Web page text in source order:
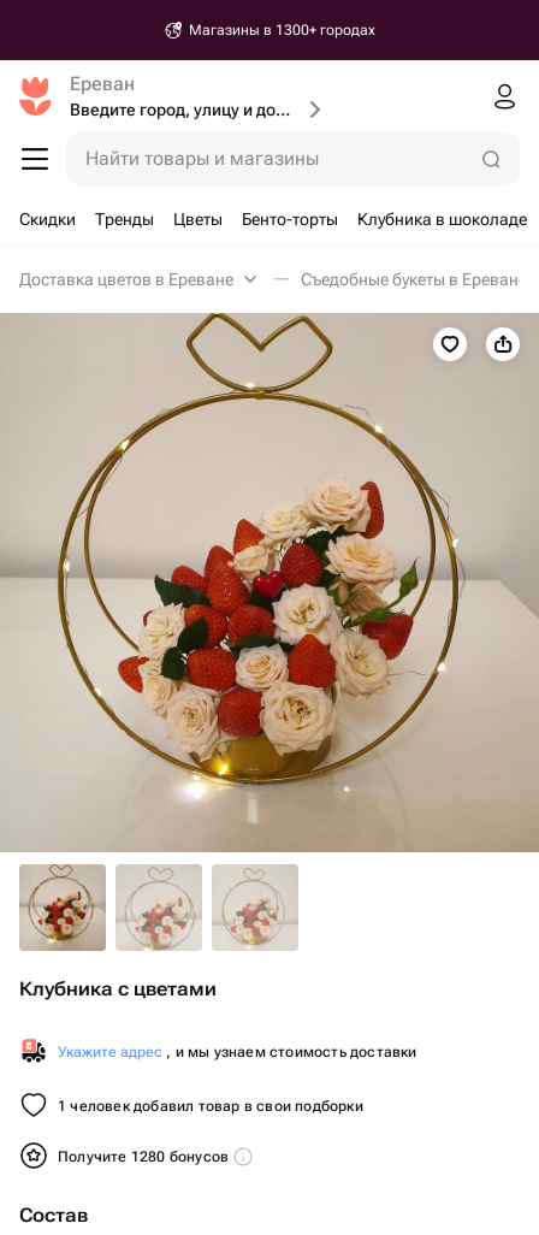
Магазины в 1300+ городах
Ереван
Введите город, улицу и дом доставки
Найти товары и магазины
Скидки Тренды Цветы Бенто-торты Клубника в шоколаде
Доставка цветов в Ереване Съедобные букеты в Ереване
Клубника с цветами
Укажите адрес , и мы узнаем стоимость доставки
1 человек добавил товар в свои подборки
Получите 1280 бонусов
Состав